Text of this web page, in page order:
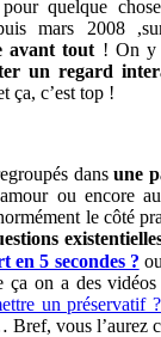
quelque
mars 2008
avant tout ! On y
un regard
ça, c’est top !
dansune
ou encore
le côté
en 5 secondes ? ou
ça on a des vidéos
un préservatif ?
Bref, vous l’aurez